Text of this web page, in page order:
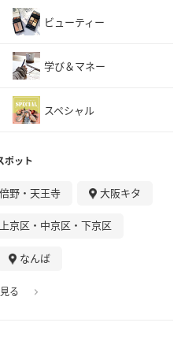
ビューティー
学び＆マネー
スペシャル
ポット
野・天王寺 大阪キタ
上京区・中京区・下京区
なんば
る